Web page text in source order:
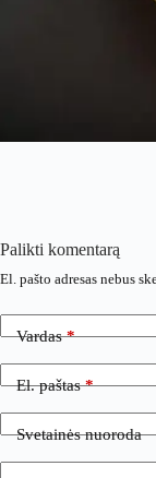
Palikti komentarą
El. pašto adresas nebus
Vardas*
El. paštas*
Svetainės nuoroda